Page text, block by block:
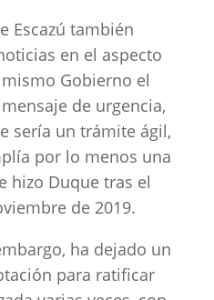
Escazú también
en el aspecto
Gobierno el
de urgencia,
sería un trámite ágil,
por lo menos una
hizo Duque tras el
de 2019.
ha dejado un
para ratificar